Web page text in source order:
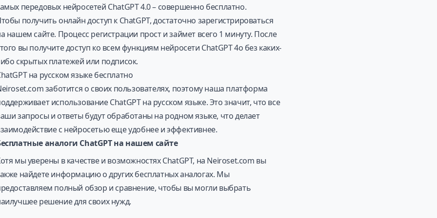
передовых нейросетей ChatGPT 4.0 – совершенно бесплатно.
получить онлайн доступ к ChatGPT, достаточно зарегистрироваться
нашем сайте. Процесс регистрации прост и займет всего 1 минуту. После
вы получите доступ ко всем функциям нейросети ChatGPT 4o без каких-
скрытых платежей или подписок.
на русском языке бесплатно
заботится о своих пользователях, поэтому наша платформа
использование ChatGPT на русском языке. Это значит, что все
запросы и ответы будут обработаны на родном языке, что делает
с нейросетью еще удобнее и эффективнее.
аналоги ChatGPT на нашем сайте
мы уверены в качестве и возможностях ChatGPT, на Neiroset.com вы
найдете информацию о других бесплатных аналогах. Мы
полный обзор и сравнение, чтобы вы могли выбрать
решение для своих нужд.